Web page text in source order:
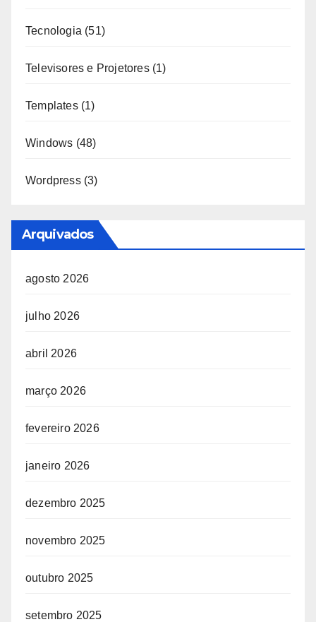
Tecnologia (51)
Televisores e Projetores(1)
Templates(1)
Windows (48)
Wordpress(3)
Arquivados
agosto 2026
julho 2026
abril 2026
março 2026
fevereiro 2026
janeiro 2026
dezembro 2025
novembro 2025
outubro 2025
setembro 2025